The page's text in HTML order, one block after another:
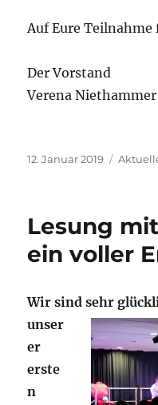
Auf Eure Teilnahme
Der Vorstand
Verena
Veröffentlicht
12. Januar 2019
Lesung
ein voller
Wir sind sehr
unser
er
erste
n